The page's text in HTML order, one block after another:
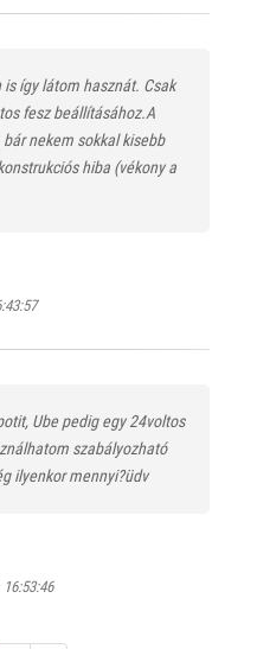
így látom hasznát. Csak
fesz beállításához.A
nekem sokkal kisebb
hiba (vékony a
Ube pedig egy 24voltos
szabályozható
ilyenkor mennyi?üdv